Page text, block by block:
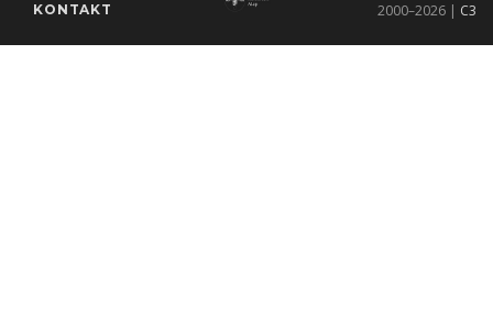
KONTAKT
2000–2026 | C3